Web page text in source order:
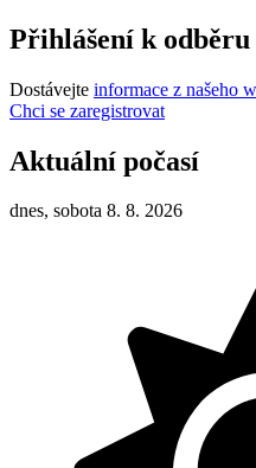
Přihlášení k
Dostávejte informace z našeho
Chci se zaregistrovat
Aktuální počasí
dnes, sobota 8. 8. 2026